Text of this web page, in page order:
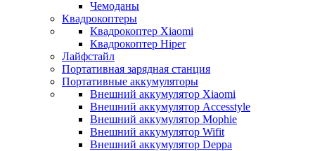
Чемоданы
Квадрокоптеры
Квадрокоптер Xiaomi
Квадрокоптер Hiper
Лайфстайл
Портативная зарядная станция
Портативные аккумуляторы
Внешний аккумулятор Xiaomi
Внешний аккумулятор Accesstyle
Внешний аккумулятор Mophie
Внешний аккумулятор Wifit
Внешний аккумулятор Deppa